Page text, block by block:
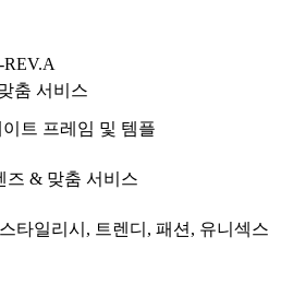
REV.A
춤 서비스
트 프레임 및 템플
즈 & 맞춤 서비스
타일리시, 트렌디, 패션, 유니섹스